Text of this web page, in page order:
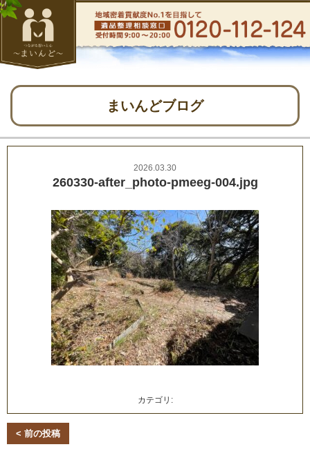
まいんどブログ
2026.03.30
260330-after_photo-pmeeg-004.jpg
カテゴリ:
< 前の投稿